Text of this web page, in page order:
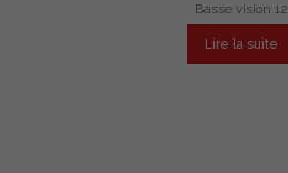
Basse vision 12
Lire la suite